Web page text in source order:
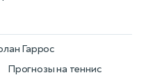
Прогнозы на теннис
Гаррос